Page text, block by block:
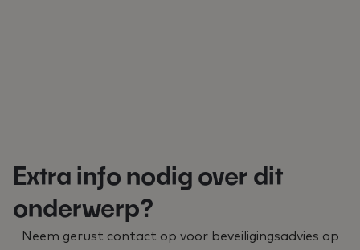
Extra info nodig over dit
onderwerp?
Neem gerust contact op voor beveiligingsadvies op